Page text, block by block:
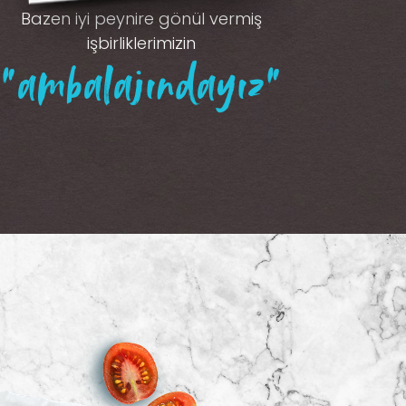
Bazen iyi peynire gönül vermiş
işbirliklerimizin
“ambalajındayız”